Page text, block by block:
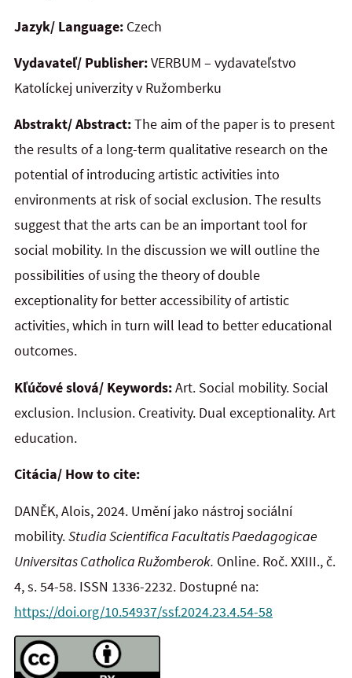
Jazyk/ Language: Czech
Vydavateľ/ Publisher:VERBUM – vydavateľstvo
Katolíckej univerzity v Ružomberku
Abstrakt/ Abstract:The aim of the paper is to present
the results of a long-term qualitative research on the
potential of introducing artistic activities into
environments at risk of social exclusion. The results
suggest that the arts can be an important tool for
social mobility. In the discussion we will outline the
possibilities of using the theory of double
exceptionality for better accessibility of artistic
activities, which in turn will lead to better educational
outcomes.
Kľúčové slová/ Keywords:Art. Social mobility. Social
exclusion. Inclusion. Creativity. Dual exceptionality. Art
education.
Citácia/ How to cite:
DANĚK, Alois, 2024. Umění jako nástroj sociální
mobility.Studia Scientifica Facultatis Paedagogicae
Universitas Catholica Ružomberok. Online. Roč. XXIII., č.
4, s. 54-58. ISSN 1336-2232. Dostupné na:
https://doi.org/10.54937/ssf.2024.23.4.54-58